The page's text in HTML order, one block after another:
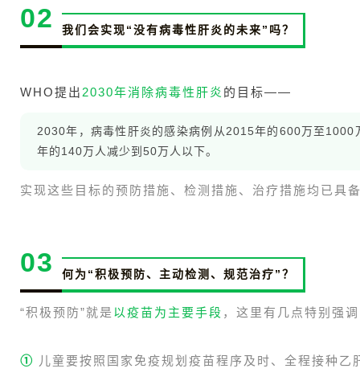
02 我们会实现“没有病毒性肝炎的未来”吗？
WHO提出 2030年消除病毒性肝炎 的目标——
2030年，病毒性肝炎的感染病例从2015年的600万至
年的140万人减少到50万人以下。
实现这些目标的预防措施、检测措施、治疗措施均已具
03 何为“积极预防、主动检测、规范治疗”？
“积极预防”就是 以疫苗为主要手段 ，这里有几点特别强
① 儿童要按照国家免疫规划疫苗程序及时、全程接种乙